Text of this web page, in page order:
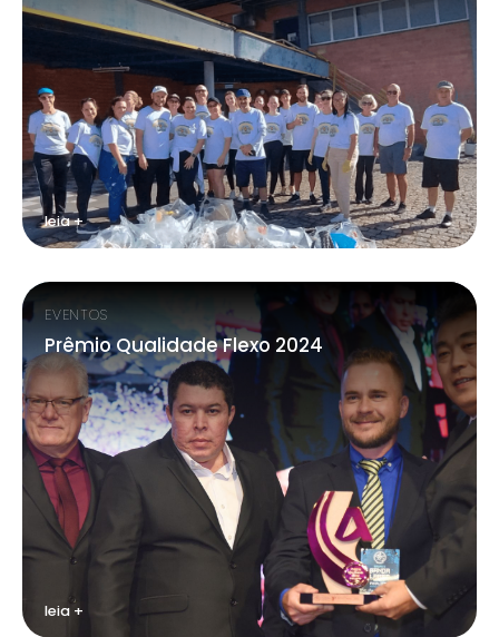
leia +
EVENTOS
Prêmio Qualidade Flexo 2024
leia +